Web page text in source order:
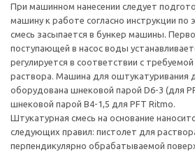
При машинном нанесении следует
машину к работе согласно инструкции по
смесь засыпается в бункер машины.
поступающей в насос воды
регулируется в соответствии с
раствора. Машина для оштукатуривания
оборудована шнековой парой D6-3 (для
шнековой парой В4-1,5 для PFT Ritmo.
Штукатурная смесь на основание
следующих правил: пистолет для
перпендикулярно обрабатываемой